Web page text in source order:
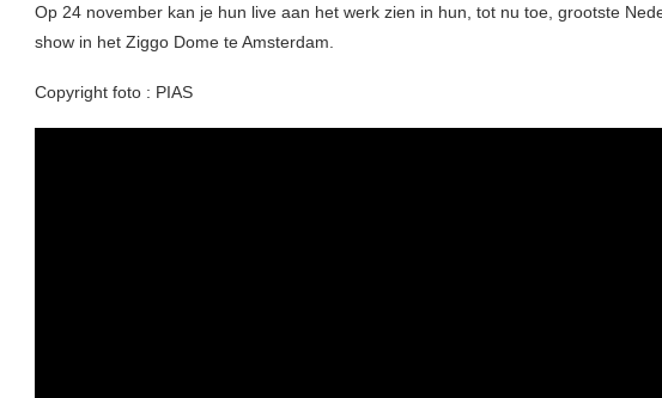
Op 24 november kan je hun live aan het werk zien in hun, tot nu toe, grootste
show in het Ziggo Dome te Amsterdam.
Copyright foto : PIAS